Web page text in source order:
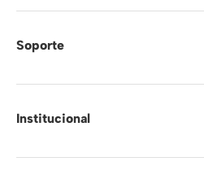
Soporte
Institucional